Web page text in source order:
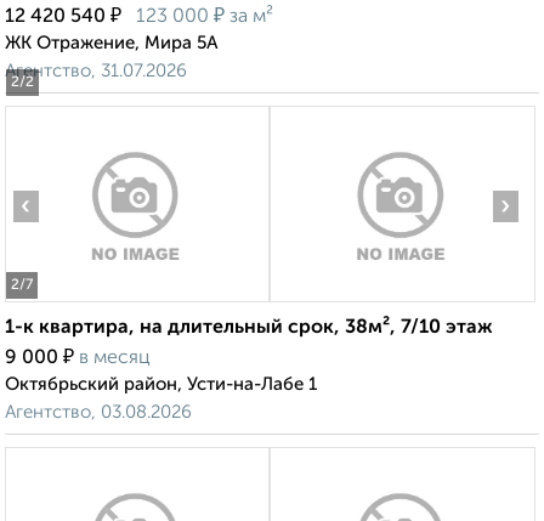
2/2
12 420 540 ₽ 123 000 ₽ за м²
ЖК Отражение, Мира 5А
Агентство, 31.07.2026
2/7
‹ ›
1-к квартира, на длительный срок, 38м², 7/10 этаж
9 000 ₽ в месяц
Октябрьский район, Усти-на-Лабе 1
Агентство, 03.08.2026